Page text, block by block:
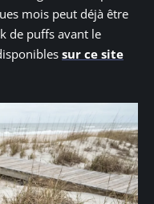
mois peut déjà être
de puffs avant le
sur ce site